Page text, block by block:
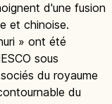
d'une fusion
et chinoise.
» ont été
sous
du royaume
du